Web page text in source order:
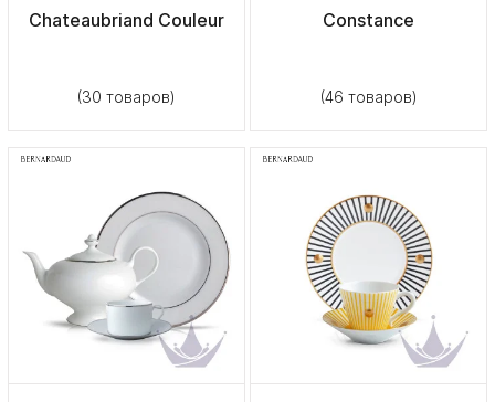
Chateaubriand Couleur
(30 товаров)
Constance
(46 товаров)